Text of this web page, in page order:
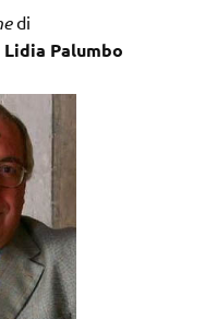
di
Lidia Palumbo